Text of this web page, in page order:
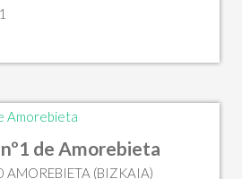
de Amorebieta
AMOREBIETA (BIZKAIA)